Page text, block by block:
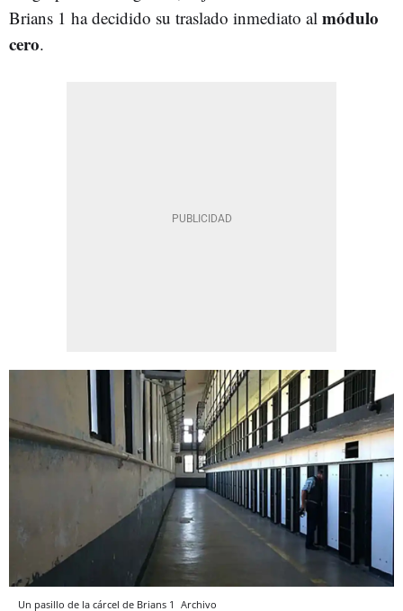
Brians 1 ha decidido su traslado inmediato al módulo
cero.
Un pasillo de la cárcel de Brians 1 Archivo